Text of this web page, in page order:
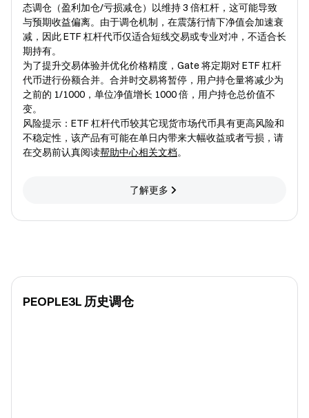
态调仓（盈利加仓/亏损减仓）以维持 3 倍杠杆，这可能导致
与预期收益偏离。由于调仓机制，在震荡行情下净值会加速衰
减，因此 ETF 杠杆代币仅适合短线交易或专业对冲，不适合长
期持有。
为了提升交易体验并优化价格精度，Gate 将定期对 ETF 杠杆
代币进行份额合并。合并时交易将暂停，用户持仓量将减少为
之前的 1/1000，单位净值增长 1000 倍，用户持仓总价值不
变。
风险提示：ETF 杠杆代币较其它现货市场代币具有更高风险和
不稳定性，该产品有可能在单日内带来大幅收益或者亏损，请
在交易前认真阅读帮助中心相关文档。
了解更多
PEOPLE3L 历史调仓